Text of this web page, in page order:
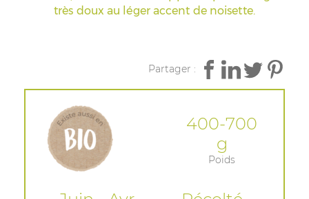
très doux au léger accent de noisette.
Partager :
400-700
g
Poids